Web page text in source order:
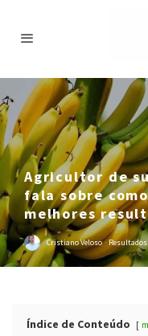
Agricultor de
fala sobre
melhores
Cristiano Veloso ·
Índice de Conteúdo